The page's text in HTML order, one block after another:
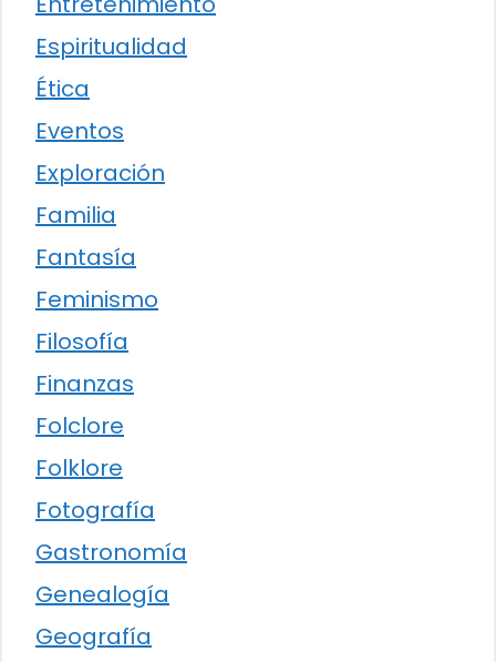
Espiritualidad
Ética
Eventos
Exploración
Familia
Fantasía
Feminismo
Filosofía
Finanzas
Folclore
Folklore
Fotografía
Gastronomía
Genealogía
Geografía